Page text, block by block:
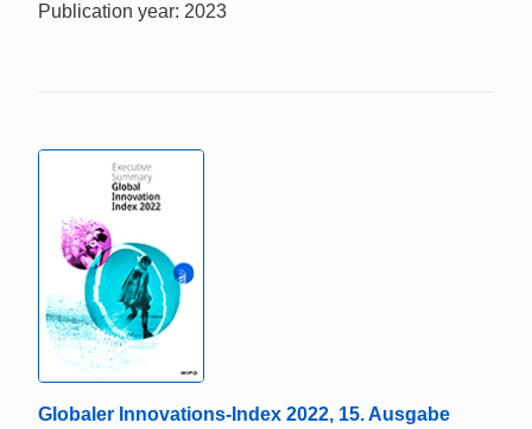
Publication year: 2023
Globaler Innovations-Index 2022, 15. Ausgabe